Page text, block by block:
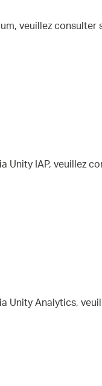
veuillez consulter
Unity IAP, veuillez
Unity Analytics,